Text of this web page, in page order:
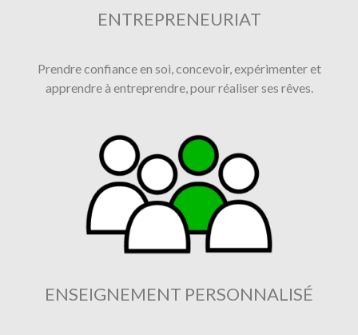
ENTREPRENEURIAT
Prendre confiance en soi, concevoir, expérimenter et
apprendre à entreprendre, pour réaliser ses rêves.
ENSEIGNEMENT PERSONNALISÉ